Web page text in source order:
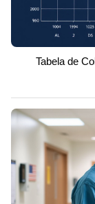
Tabela de